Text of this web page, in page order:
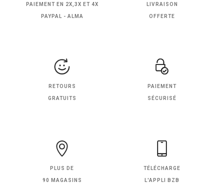
PAIEMENT EN 2X,3X ET 4X
PAYPAL - ALMA
LIVRAISON
OFFERTE
RETOURS
GRATUITS
PAIEMENT
SÉCURISÉ
PLUS DE
90 MAGASINS
TÉLÉCHARGE
L'APPLI BZB